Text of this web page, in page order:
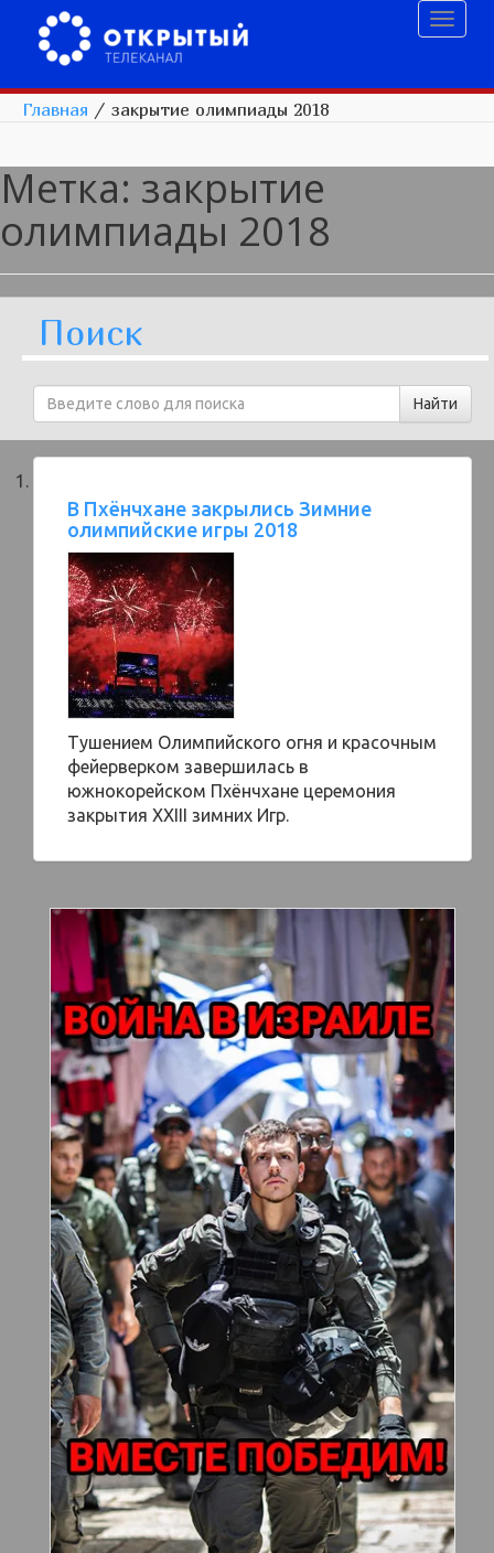
Главная / закрытие олимпиады 2018
Метка: закрытие
олимпиады 2018
Поиск
В Пхёнчхане закрылись Зимние
олимпийские игры 2018
Тушением Олимпийского огня и красочным
фейерверком завершилась в
южнокорейском Пхёнчхане церемония
закрытия XXIII зимних Игр.